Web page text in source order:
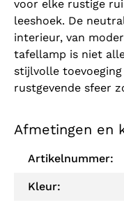
voor elke rustige
leeshoek. De
interieur, van
tafellamp is niet
stijlvolle
rustgevende sfeer
Afmetingen en
Artikelnummer:
Kleur: